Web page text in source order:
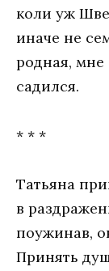
коли уж
иначе не
родная, мне
садился.
* * *
Татьяна
в
поужинав,
Принять